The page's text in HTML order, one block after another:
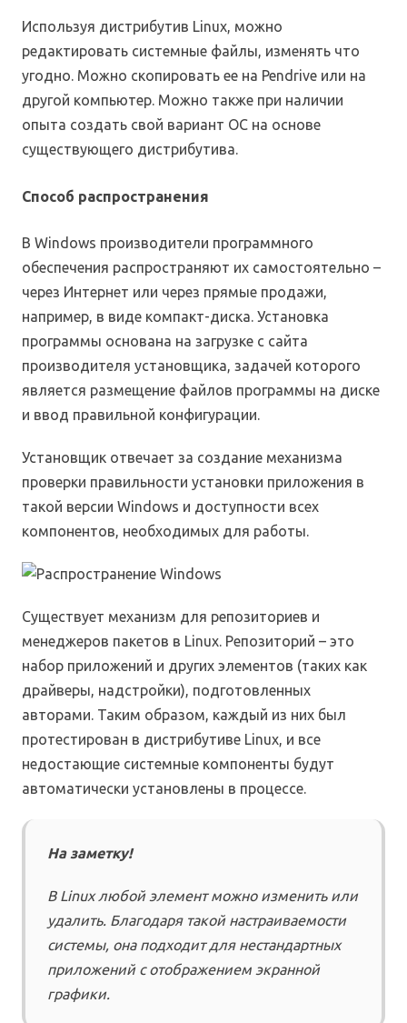
Используя дистрибутив Linux, можно
редактировать системные файлы, изменять что
угодно. Можно скопировать ее на Pendrive или на
другой компьютер. Можно также при наличии
опыта создать свой вариант ОС на основе
существующего дистрибутива.
Способ распространения
В Windows производители программного
обеспечения распространяют их самостоятельно –
через Интернет или через прямые продажи,
например, в виде компакт-диска. Установка
программы основана на загрузке с сайта
производителя установщика, задачей которого
является размещение файлов программы на диске
и ввод правильной конфигурации.
Установщик отвечает за создание механизма
проверки правильности установки приложения в
такой версии Windows и доступности всех
компонентов, необходимых для работы.
Существует механизм для репозиториев и
менеджеров пакетов в Linux. Репозиторий – это
набор приложений и других элементов (таких как
драйверы, надстройки), подготовленных
авторами. Таким образом, каждый из них был
протестирован в дистрибутиве Linux, и все
недостающие системные компоненты будут
автоматически установлены в процессе.
На заметку!
В Linux любой элемент можно изменить или
удалить. Благодаря такой настраиваемости
системы, она подходит для нестандартных
приложений с отображением экранной
графики.